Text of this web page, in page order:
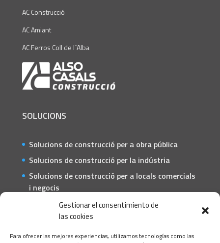
Gestionar el consentimiento de
las cookies
Para ofrecer las mejores experiencias, utilizamos tecnologías como las
AC Construcció
AC Amiant
AC Ferros Coll de l´Alba
SOLUCIONS
Solucions de construcció per a obra pública
Solucions de construcció per la indústria
Solucions de construcció per a locals comercials
i negocis
Solucions de construcció per a particulars